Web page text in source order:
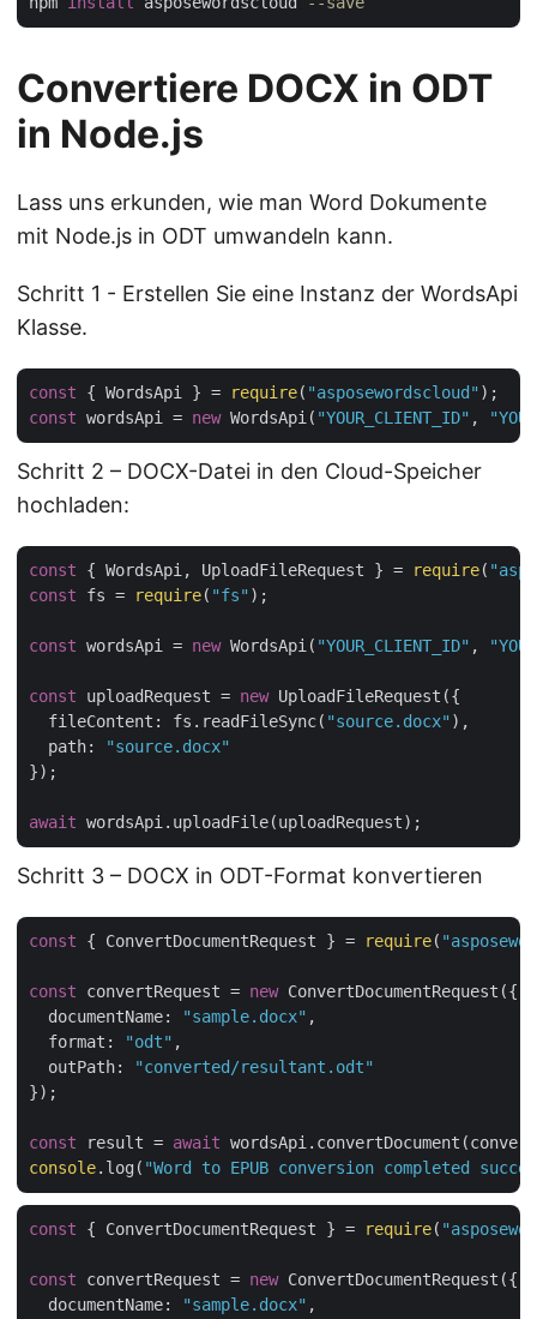
Convertiere DOCX in ODT
in Node.js
Lass uns erkunden, wie man Word Dokumente
mit Node.js in ODT umwandeln kann.
Schritt 1 - Erstellen Sie eine Instanz der WordsApi
Klasse.
const { WordsApi } = require( "asposewordscloud"
const wordsApi = new WordsApi( "YOUR_CLIENT_ID" ,
Schritt 2 – DOCX-Datei in den Cloud-Speicher
hochladen:
const { WordsApi, UploadFileRequest } = require(
const fs = require( "fs" );
const wordsApi = new WordsApi( "YOUR_CLIENT_ID" ,
const uploadRequest = new UploadFileRequest({
fileContent : fs.readFileSync( "source.docx" ),
path:
"source.docx"
});
await
Schritt 3 – DOCX in ODT-Format konvertieren
const { ConvertDocumentRequest } = require(
const convertRequest = new ConvertDocumentRequest({
documentName: "sample.docx" ,
format : "odt" ,
outPath:
"converted/resultant.odt"
});
const result = await
console.log( "Word to EPUB conversion completed
const { ConvertDocumentRequest } = require(
const convertRequest = new ConvertDocumentRequest({
documentName: "sample.docx" ,